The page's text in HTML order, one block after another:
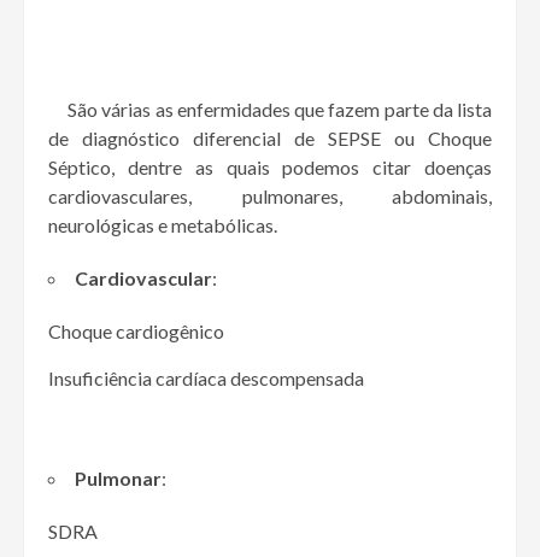
São várias as enfermidades que fazem parte da lista
de diagnóstico diferencial de SEPSE ou Choque
Séptico, dentre as quais podemos citar doenças
cardiovasculares, pulmonares, abdominais,
neurológicas e metabólicas.
Cardiovascular:
Choque cardiogênico
Insuficiência cardíaca descompensada
Pulmonar:
SDRA